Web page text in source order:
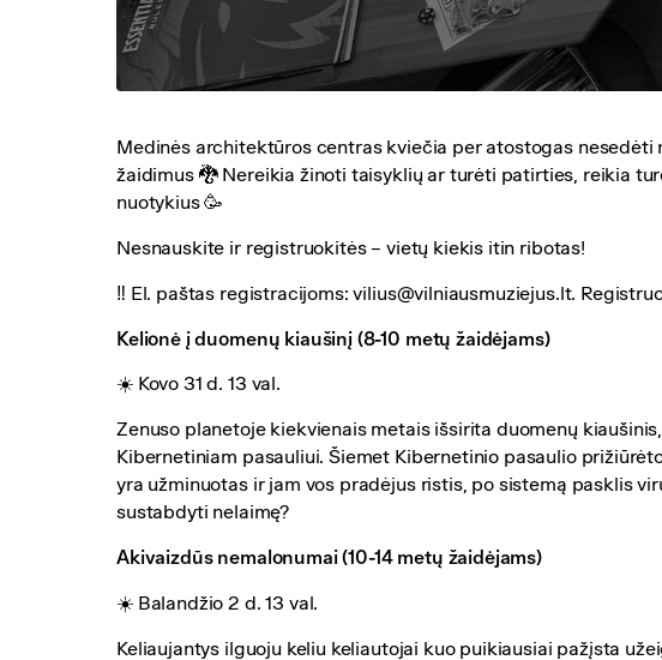
Medinės architektūros centras kviečia per atostogas nesedėti
žaidimus 🐉 Nereikia žinoti taisyklių ar turėti patirties, reikia
nuotykius 🥳
Nesnauskite ir registruokitės – vietų kiekis itin ribotas!
‼️ El. paštas registracijoms: vilius@vilniausmuziejus.lt.
Kelionė į duomenų kiaušinį (8-10 metų žaidėjams)
☀️ Kovo 31 d. 13 val.
Zenuso planetoje kiekvienais metais išsirita duomenų
Kibernetiniam pasauliui. Šiemet Kibernetinio pasaulio
yra užminuotas ir jam vos pradėjus ristis, po sistemą pasklis
sustabdyti nelaimę?
Akivaizdūs nemalonumai (10-14 metų žaidėjams)
☀️ Balandžio 2 d. 13 val.
Keliaujantys ilguoju keliu keliautojai kuo puikiausiai pažįsta